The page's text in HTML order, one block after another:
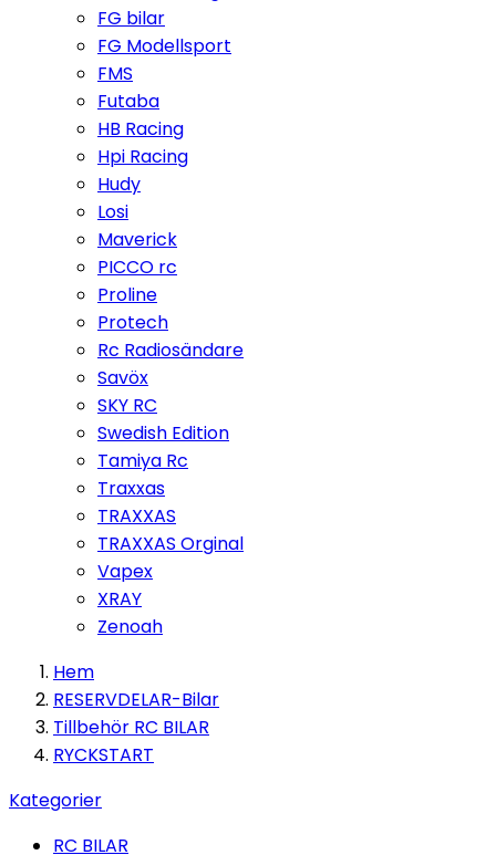
FG bilar
FG Modellsport
FMS
Futaba
HB Racing
Hpi Racing
Hudy
Losi
Maverick
PICCO rc
Proline
Protech
Rc Radiosändare
Savöx
SKY RC
Swedish Edition
Tamiya Rc
Traxxas
TRAXXAS
TRAXXAS Orginal
Vapex
XRAY
Zenoah
Hem
RESERVDELAR-Bilar
Tillbehör RC BILAR
RYCKSTART
Kategorier
RC BILAR